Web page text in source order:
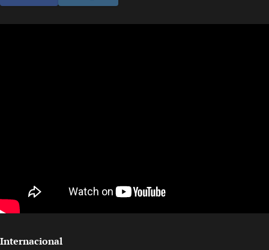
Internacional